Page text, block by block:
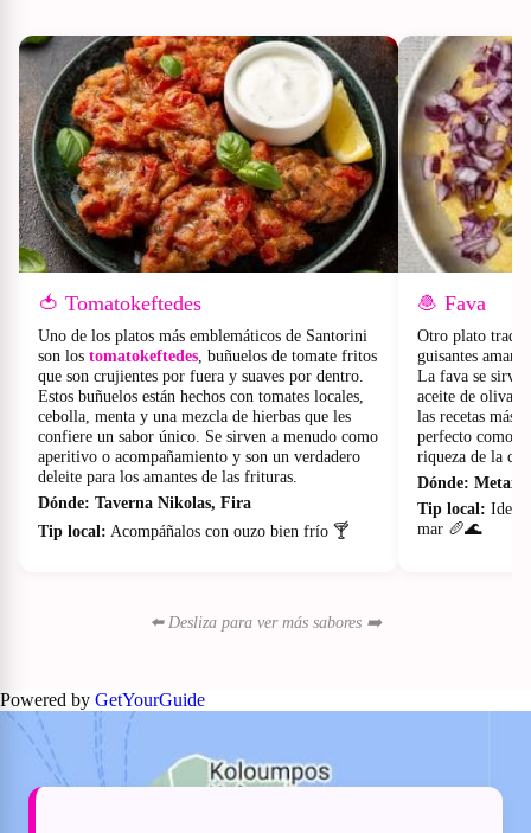
🍅 Tomatokeftedes
Uno de los platos más emblemáticos de Santorini
son los tomatokeftedes, buñuelos de tomate fritos
que son crujientes por fuera y suaves por dentro.
Estos buñuelos están hechos con tomates locales,
cebolla, menta y una mezcla de hierbas que les
confiere un sabor único. Se sirven a menudo como
aperitivo o acompañamiento y son un verdadero
deleite para los amantes de las frituras.
Dónde: Taverna Nikolas, Fira
Tip local: Acompáñalos con ouzo bien frío 🍸
🧆 Fava
Otro plato
guisantes
La fava se sirve
aceite de oliva,
las recetas más
perfecto como
riqueza de la
Dónde: Metaxi
Tip local: Ideal
mar 🥖🌊
⬅️ Desliza para ver más sabores ➡️
Powered by GetYourGuide